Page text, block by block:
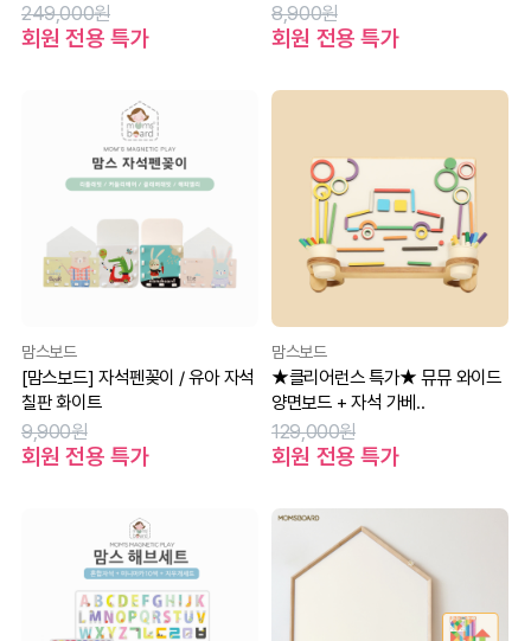
249,000원
회원 전용 특가
8,900원
회원 전용 특가
맘스보드
[맘스보드] 자석펜꽂이 / 유아 자석
칠판 화이트
9,900원
회원 전용 특가
맘스보드
★클리어런스 특가★ 뮤뮤 와이드
양면보드 + 자석 가베..
129,000원
회원 전용 특가